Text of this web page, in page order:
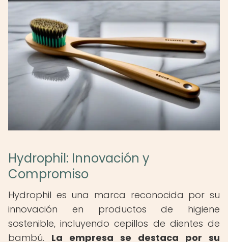
Hydrophil: Innovación y
Compromiso
Hydrophil es una marca reconocida por su
innovación en productos de higiene
sostenible, incluyendo cepillos de dientes de
bambú. La empresa se destaca por su